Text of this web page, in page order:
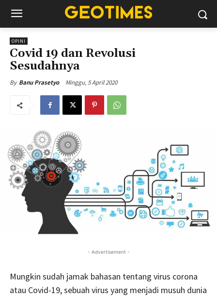
OPINI
Covid 19 dan Revolusi
Sesudahnya
By Banu Prasetyo Minggu, 5 April 2020
- Advertisement -
Mungkin sudah jamak bahasan tentang virus corona
atau Covid-19, sebuah virus yang menjadi musuh dunia